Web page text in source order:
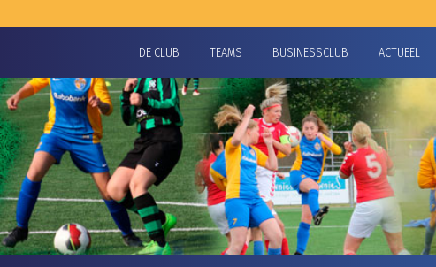
DE CLUB TEAMS BUSINESSCLUB ACTUEEL